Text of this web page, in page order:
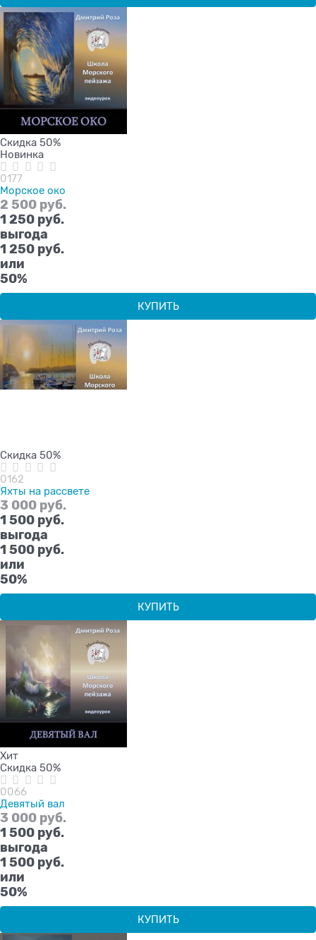
Скидка 50%
Новинка
0177
Морское око
2 500 руб.
1 250 руб.
выгода
1 250 руб.
или
50%
КУПИТЬ
Скидка 50%
0162
Яхты на рассвете
3 000 руб.
1 500 руб.
выгода
1 500 руб.
или
50%
КУПИТЬ
Хит
Скидка 50%
0066
Девятый вал
3 000 руб.
1 500 руб.
выгода
1 500 руб.
или
50%
КУПИТЬ